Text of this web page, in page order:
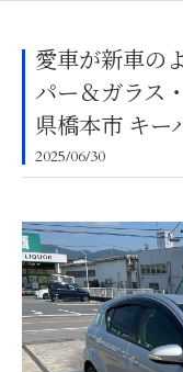
愛車が新車の
パー＆ガラス
県橋本市 キー
2025/06/30